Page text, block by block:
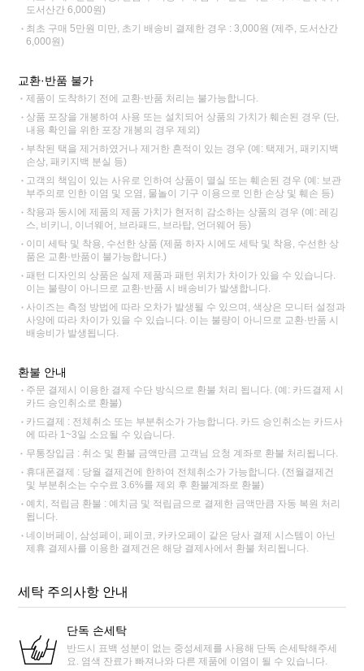
도서산간 6,000원)
최초 구매 5만원 미만, 초기 배송비 결제한 경우 : 3,000원 (제주, 도서산간
6,000원)
교환·반품 불가
제품이 도착하기 전에 교환·반품 처리는 불가능합니다.
상품 포장을 개봉하여 사용 또는 설치되어 상품의 가치가 훼손된 경우 (단,
내용 확인을 위한 포장 개봉의 경우 제외)
부착된 택을 제거하였거나 제거한 흔적이 있는 경우 (예: 택제거, 패키지백
손상, 패키지백 분실 등)
고객의 책임이 있는 사유로 인하여 상품이 멸실 또는 훼손된 경우 (예: 보관
부주의로 인한 이염 및 오염, 물놀이 기구 이용으로 인한 손상 및 훼손 등)
착용과 동시에 제품의 제품 가치가 현저히 감소하는 상품의 경우 (예: 레깅
스, 비키니, 이너웨어, 브라패드, 브라탑, 언더웨어 등)
이미 세탁 및 착용, 수선한 상품 (제품 하자 시에도 세탁 및 착용, 수선한 상
품은 교환·반품이 불가능합니다.)
패턴 디자인의 상품은 실제 제품과 패턴 위치가 차이가 있을 수 있습니다.
이는 불량이 아니므로 교환·반품 시 배송비가 발생합니다.
사이즈는 측정 방법에 따라 오차가 발생될 수 있으며, 색상은 모니터 설정과
사양에 따라 차이가 있을 수 있습니다. 이는 불량이 아니므로 교환·반품 시
배송비가 발생됩니다.
환불 안내
주문 결제시 이용한 결제 수단 방식으로 환불 처리 됩니다. (예: 카드결제 시
카드 승인취소로 환불)
카드결제 : 전체취소 또는 부분취소가 가능합니다. 카드 승인취소는 카드사
에 따라 1~3일 소요될 수 있습니다.
무통장입금 : 취소 및 환불 금액만큼 고객님 요청 계좌로 환불 처리됩니다.
휴대폰결제 : 당월 결제건에 한하여 전체취소가 가능합니다. (전월결제건
및 부분취소는 수수료 3.6%를 제외 후 환불계좌로 환불)
예치, 적립금 환불 : 예치금 및 적립금으로 결제한 금액만큼 자동 복원 처리
됩니다.
네이버페이, 삼성페이, 페이코, 카카오페이 같은 당사 결제 시스템이 아닌
제휴 결제사를 이용한 결제건은 해당 결제사에서 환불 처리됩니다.
세탁 주의사항 안내
단독 손세탁
반드시 표백 성분이 없는 중성세제를 사용해 단독 손세탁해주세
요. 염색 잔료가 빠져나와 다른 제품에 이염이 될 수 있습니다.